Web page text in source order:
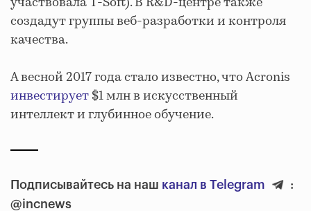
создадут группы веб-разработки и контроля
качества.
А весной 2017 года стало известно, что Acronis
инвестирует$1 млн в искусственный
интеллект и глубинное обучение.
Подписывайтесь на наш канал в Telegram
:
@incnews